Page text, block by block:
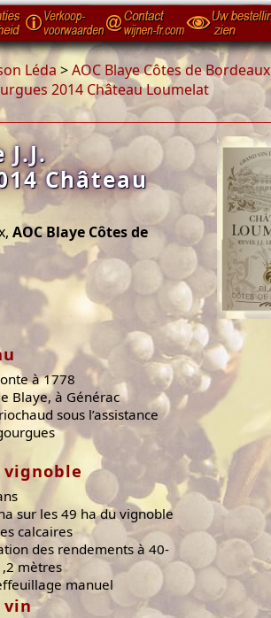
Léda >AOC Blaye Côtes de Bordeaux
2014 Château Loumelat
J.J.
Château
AOC Blaye Côtes de
à 1778
Blaye, à Générac
sous l’assistance
sur les 49 ha du vignoble
calcaires
des rendements à 40-
mètres
manuel
vin